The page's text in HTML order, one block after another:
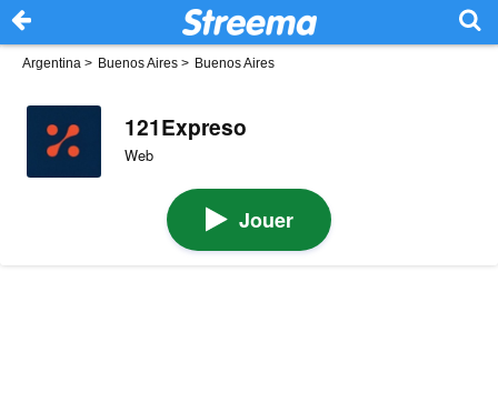
Argentina > Buenos Aires > Buenos Aires
121Expreso
Web
Jouer